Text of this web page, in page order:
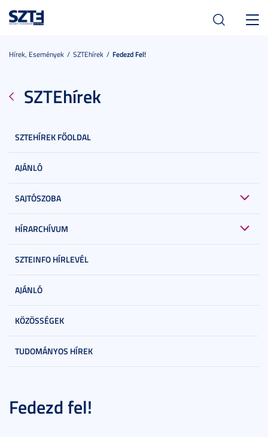
Hírek, Események SZTEhírek Fedezd Fel!
SZTEhírek
SZTEHÍREK FŐOLDAL
AJÁNLÓ
SAJTÓSZOBA
HÍRARCHÍVUM
SZTEINFO HÍRLEVÉL
AJÁNLÓ
KÖZÖSSÉGEK
TUDOMÁNYOS HÍREK
Fedezd fel!